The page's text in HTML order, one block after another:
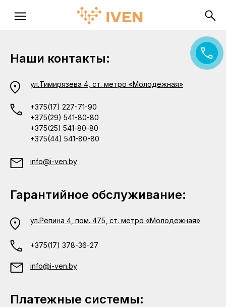
Наши контакты:
ул.Тимирязева 4, ст. метро «Молодежная»
+375(17) 227-71-90
+375(29) 541-80-80
+375(25) 541-80-80
+375(44) 541-80-80
info@i-ven.by
Гарантийное обслуживание:
ул.Репина 4, пом. 475, ст. метро «Молодежная»
+375(17) 378-36-27
info@i-ven.by
Платежные системы: